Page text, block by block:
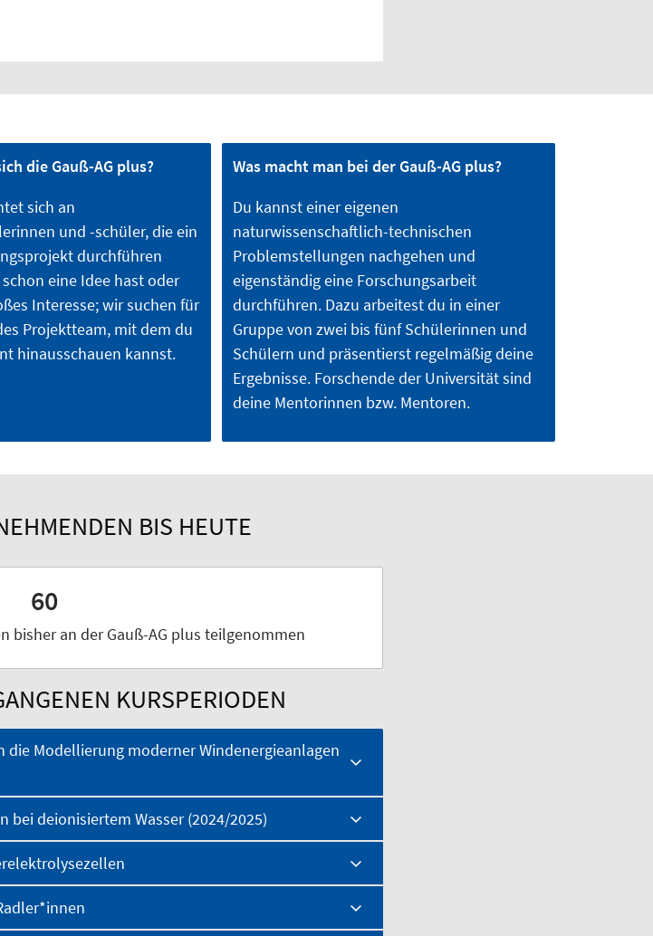
die Gauß-AG plus?
sich an
und -schüler, die ein
durchführen
eine Idee hast oder
Interesse; wir suchen für
Projektteam, mit dem du
hinausschauen kannst.
Was macht man bei der Gauß-AG plus?
Du kannst einer eigenen
naturwissenschaftlich-technischen
Problemstellungen nachgehen und
eigenständig eine Forschungsarbeit
durchführen. Dazu arbeitest du in einer
Gruppe von zwei bis fünf Schülerinnen und
Schülern und präsentierst regelmäßig deine
Ergebnisse. Forschende der Universität sind
deine Mentorinnen bzw. Mentoren.
BIS HEUTE
60
bisher an der Gauß-AG plus teilgenommen
KURSPERIODEN
die Modellierung moderner Windenergieanlagen
deionisiertem Wasser (2024/2025)